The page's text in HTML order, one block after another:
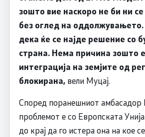
зошто вие наскоро не би ни
без оглед на оддолжувањето.
дека ќе се најде решение со
страна. Нема причина зошто
интеграција на земјите од
блокирана, вели Муцај.
Според поранешниот
проблемот е со Европската
до крај да го истера она на кое